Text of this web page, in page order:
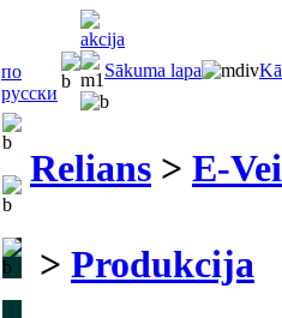
по
русски
Sākuma lapa
Relians > E-
> Produkcija